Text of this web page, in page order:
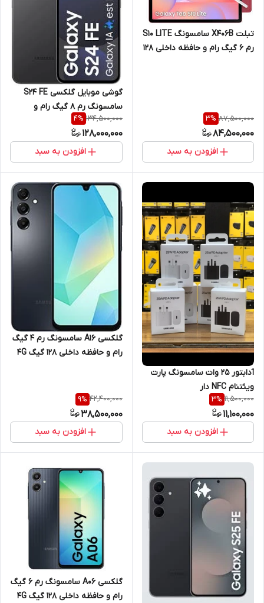
تبلت X406B سامسونگ S10 LITE
رم 6 گیگ رام و حافظه داخلی 128
87,500,000
3%
84,500,000
افزودن به سبد
گوشی موبایل گلکسی S24 FE
سامسونگ رم 8 گیگ رام و
حافظه داخلی 256 گیگ 5G
134,500,000
4%
128,000,000
افزودن به سبد
آدابتور 25 وات سامسونگ پارت
ویئتنام NFC دار
11,500,000
3%
11,100,000
افزودن به سبد
گلکسی A16 سامسونگ رم 4 گیگ
رام و حافظه داخلی 128 گیگ 4G
42,400,000
9%
38,500,000
افزودن به سبد
گلکسی A06 سامسونگ رم 6 گیگ
رام و حافظه داخلی 128 گیگ 4G